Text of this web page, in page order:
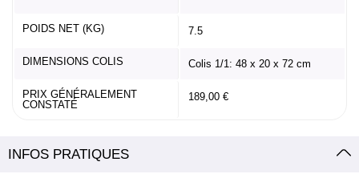
POIDS NET (KG) 7.5
DIMENSIONS COLIS Colis 1/1: 48 x 20 x 72 cm
PRIX GÉNÉRALEMENT
CONSTATÉ
189,00 €
INFOS PRATIQUES